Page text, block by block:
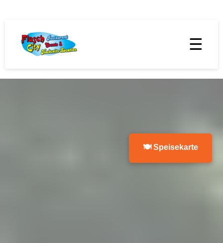
☰
🍽 Speisekarte